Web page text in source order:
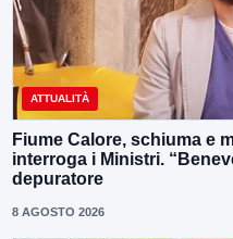
ATTUALITÀ
Fiume Calore, schiuma e
interroga i Ministri.
depuratore
8 AGOSTO 2026